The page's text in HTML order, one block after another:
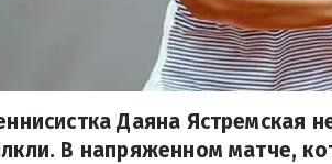
Даяна Ястремская
В напряженном матче,